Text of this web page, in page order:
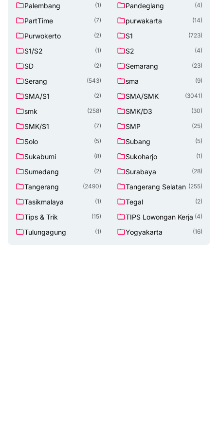
Palembang (1) Pandeglang (4)
PartTime (7) purwakarta (14)
Purwokerto (2) S1 (723)
S1/S2 (1) S2 (4)
SD (2) Semarang (23)
Serang (543) sma (9)
SMA/S1 (2) SMA/SMK (3041)
smk (258) SMK/D3 (30)
SMK/S1 (7) SMP (25)
Solo (5) Subang (5)
Sukabumi (8) Sukoharjo (1)
Sumedang (2) Surabaya (28)
Tangerang (2490) Tangerang Selatan (255)
Tasikmalaya (1) Tegal (2)
Tips & Trik (15) TIPS Lowongan Kerja (4)
Tulungagung (1) Yogyakarta (16)